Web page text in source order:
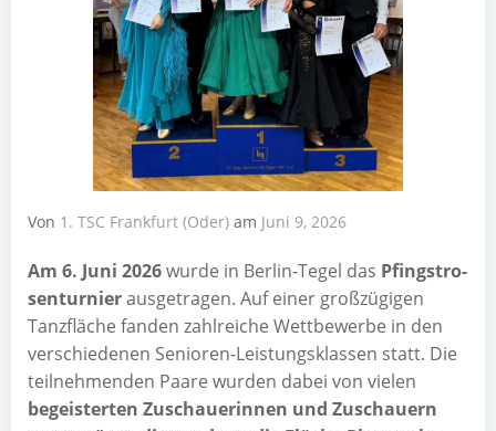
Von 1. TSC Frankfurt (Oder) am Juni 9, 2026
Am 6. Juni 2026wur­de in Ber­lin-Tegel das Pfingst­ro­
sen­tur­nieraus­ge­tra­gen. Auf einer groß­zü­gi­gen
Tanz­flä­che fan­den zahl­rei­che Wett­be­wer­be in den
ver­schie­de­nen Senio­ren-Leis­tungs­klas­sen statt. Die
teil­neh­men­den Paa­re wur­den dabei von vie­len
begeis­ter­ten Zuschaue­rin­nen und Zuschau­ern